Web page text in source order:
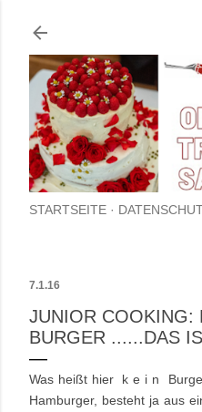
STARTSEITE
7.1.16
JUNIOR COOKING:
BURGER ......DAS
Was heißt hier k e i n
Hamburger, besteht ja aus